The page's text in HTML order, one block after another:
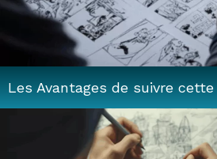
Les Avantages de suivre